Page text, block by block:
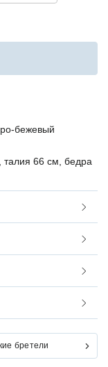
бежевый
талия 66 см, бедра
бретели